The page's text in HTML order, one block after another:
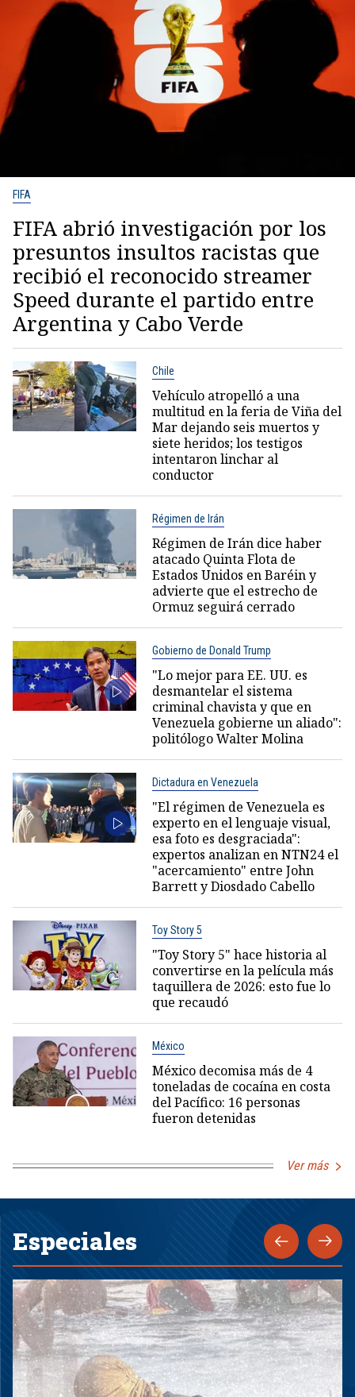
FIFA
FIFA abrió investigación por los
presuntos insultos racistas que
recibió el reconocido streamer
Speed durante el partido entre
Argentina y Cabo Verde
Chile
Vehículo atropelló a una
multitud en la feria de Viña del
Mar dejando seis muertos y
siete heridos; los testigos
intentaron linchar al
conductor
Régimen de Irán
Régimen de Irán dice haber
atacado Quinta Flota de
Estados Unidos en Baréin y
advierte que el estrecho de
Ormuz seguirá cerrado
Gobierno de Donald Trump
"Lo mejor para EE. UU. es
desmantelar el sistema
criminal chavista y que en
Venezuela gobierne un aliado":
politólogo Walter Molina
Dictadura en Venezuela
"El régimen de Venezuela es
experto en el lenguaje visual,
esa foto es desgraciada":
expertos analizan en NTN24 el
"acercamiento" entre John
Barrett y Diosdado Cabello
Toy Story 5
"Toy Story 5" hace historia al
convertirse en la película más
taquillera de 2026: esto fue lo
que recaudó
México
México decomisa más de 4
toneladas de cocaína en costa
del Pacífico: 16 personas
fueron detenidas
Ver más
Especiales